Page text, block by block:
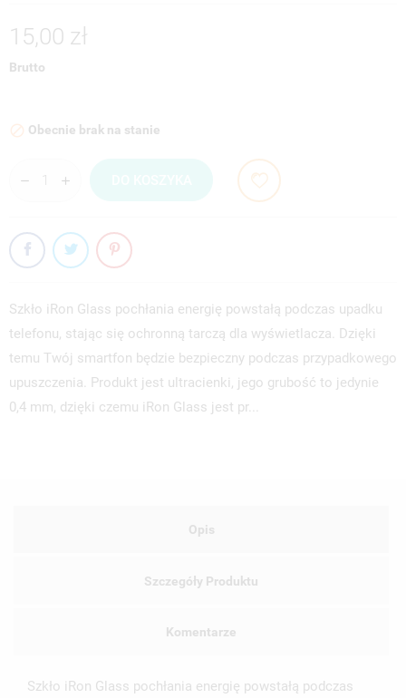
15,00 zł
Brutto
 Obecnie brak na stanie
Szkło iRon Glass pochłania energię powstałą podczas upadku
telefonu, stając się ochronną tarczą dla wyświetlacza. Dzięki
temu Twój smartfon będzie bezpieczny podczas przypadkowego
upuszczenia. Produkt jest ultracienki, jego grubość to jedynie
0,4 mm, dzięki czemu iRon Glass jest pr...
Opis
Szczegóły Produktu
Komentarze
Szkło iRon Glass pochłania energię powstałą podczas